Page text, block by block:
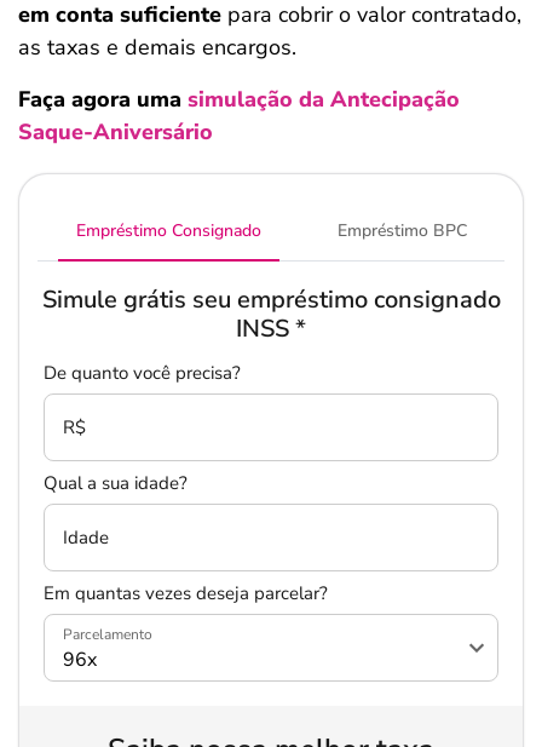
em conta suficiente para cobrir o valor contratado,
as taxas e demais encargos.
Faça agora uma simulação da Antecipação
Saque-Aniversário
Empréstimo Consignado Empréstimo BPC
Simule grátis seu empréstimo consignado
INSS*
De quanto você precisa?
R$
Qual a sua idade?
Idade
Em quantas vezes deseja parcelar?
Parcelamento